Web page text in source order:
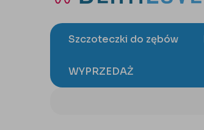
+48 22 113 4446
kontakt@dentilove.pl
Szczoteczki do zębów
WYPRZEDAŻ